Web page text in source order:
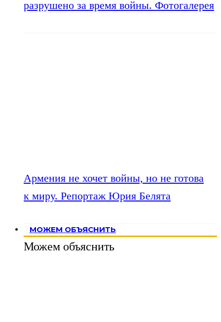
разрушено за время войны. Фотогалерея
Армения не хочет войны, но не готова
к миру. Репортаж Юрия Белята
МОЖЕМ ОБЪЯСНИТЬ
Можем объяснить